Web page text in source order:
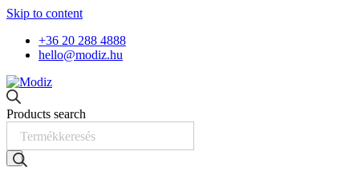
Skip to content
+36 20 288 4888
hello@modiz.hu
Products search